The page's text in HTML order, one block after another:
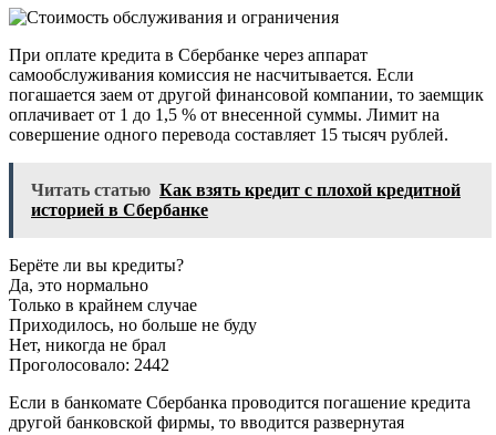
При оплате кредита в Сбербанке через аппарат
самообслуживания комиссия не насчитывается. Если
погашается заем от другой финансовой компании, то заемщик
оплачивает от 1 до 1,5 % от внесенной суммы. Лимит на
совершение одного перевода составляет 15 тысяч рублей.
Читать статью Как взять кредит с плохой кредитной
историей в Сбербанке
Берёте ли вы кредиты?
Да, это нормально
Только в крайнем случае
Приходилось, но больше не буду
Нет, никогда не брал
Проголосовало: 2442
Если в банкомате Сбербанка проводится погашение кредита
другой банковской фирмы, то вводится развернутая